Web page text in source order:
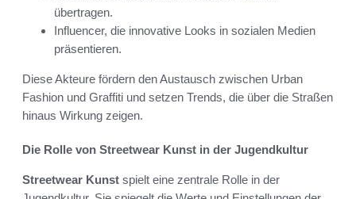
übertragen.
Influencer, die innovative Looks in sozialen Medien
präsentieren.
Diese Akteure fördern den Austausch zwischen Urban
Fashion und Graffiti und setzen Trends, die über die Straßen
hinaus Wirkung zeigen.
Die Rolle von Streetwear Kunst in der Jugendkultur
Streetwear Kunst spielt eine zentrale Rolle in der